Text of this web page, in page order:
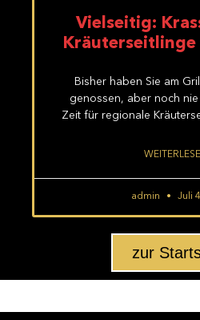
Vielseitig:
Kräuterseitlinge
Bisher haben Sie am
genossen, aber noch nie
Zeit für regionale
admin Juli
zur